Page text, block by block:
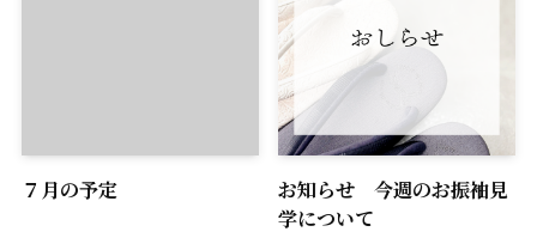
７月の予定
お知らせ 今週のお振袖見
学について